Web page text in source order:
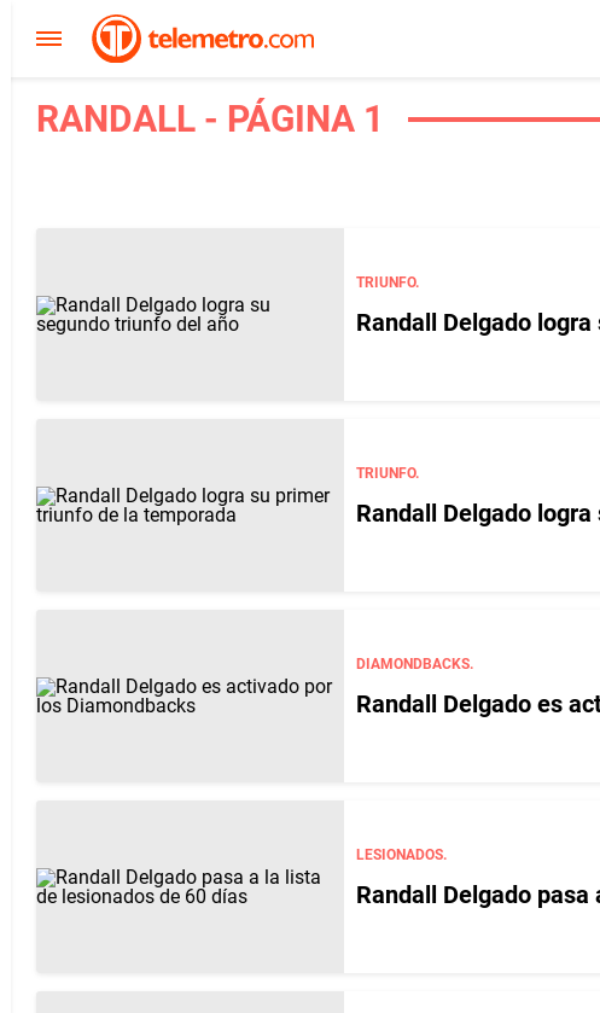
RANDALL - PÁGINA 1
TRIUNFO.
Randall Delgado
TRIUNFO.
Randall Delgado
DIAMONDBACKS.
Randall Delgado es
LESIONADOS.
Randall Delgado